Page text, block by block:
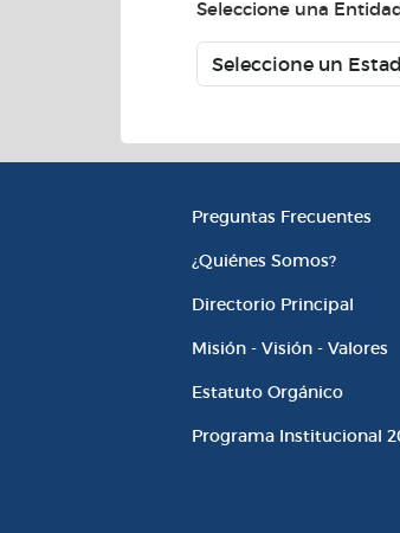
Seleccione una
Información
Preguntas Frecuentes
¿Quiénes Somos?
Directorio Principal
Misión - Visión - Valores
Estatuto Orgánico
Programa Institucional